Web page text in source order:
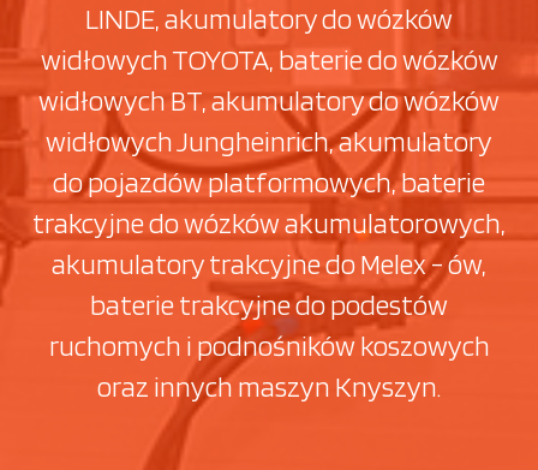
LINDE, akumulatory do wózków
widłowych TOYOTA, baterie do wózków
widłowych BT, akumulatory do wózków
widłowych Jungheinrich, akumulatory
do pojazdów platformowych, baterie
trakcyjne do wózków akumulatorowych,
akumulatory trakcyjne do Melex - ów,
baterie trakcyjne do podestów
ruchomych i podnośników koszowych
oraz innych maszyn Knyszyn.